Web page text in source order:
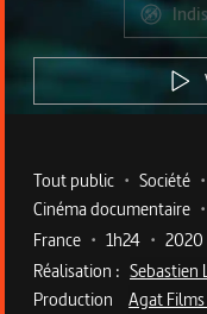
Metadata du
Tout public • Société •
Cinéma documentaire •
France • 1h24 • 2020
Réalisation : Sebastien
Production
Agat